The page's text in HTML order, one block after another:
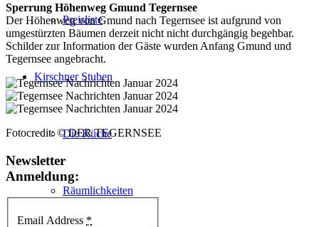
Preisliste
Kirschner Stuben
Die Küche
Räumlichkeiten
Sperrung Höhenweg Gmund Tegernsee
Der Höhenweg von Gmund nach Tegernsee ist aufgrund von
umgestürzten Bäumen derzeit nicht nicht durchgängig begehbar.
Schilder zur Information der Gäste wurden Anfang Gmund und
Tegernsee angebracht.
Fotocredit:© DER TEGERNSEE
Newsletter
Anmeldung:
Email Address *